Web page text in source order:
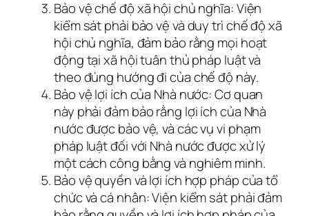
Bảo vệ chế độ xã hội chủ nghĩa: Viện
kiểm sát phải bảo vệ và duy trì chế độ xã
hội chủ nghĩa, đảm bảo rằng mọi hoạt
động tại xã hội tuân thủ pháp luật và
theo đúng hướng đi của chế độ này.
Bảo vệ lợi ích của Nhà nước: Cơ quan
này phải đảm bảo rằng lợi ích của Nhà
nước được bảo vệ, và các vụ vi phạm
pháp luật đối với Nhà nước được xử lý
một cách công bằng và nghiêm minh.
Bảo vệ quyền và lợi ích hợp pháp của tổ
chức và cá nhân: Viện kiểm sát phải đảm